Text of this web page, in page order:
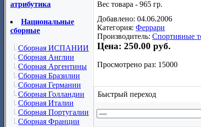
атрибутика
Национальные
сборные
Сборная ИСПАНИИ
Сборная Англии
Сборная Аргентины
Сборная Бразилии
Сборная Германии
Сборная Голландии
Сборная Италии
Сборная Португалии
Сборная Франции
Вес товара - 965 гр.
Добавлено: 04.06.2006
Категория: Феррари
Производитель: Спортивные
Цена: 250.00 руб.
Просмотрено раз: 15000
Быстрый переход